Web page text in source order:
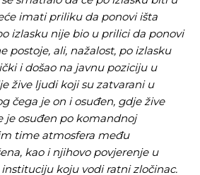
imati priliku da ponovi išta
izlasku nije bio u prilici da ponovi
postoje, ali, nažalost, po izlasku
i došao na javnu poziciju u
žive ljudi koji su zatvarani u
čega je on i osuđen, gdje žive
je osuđen po komandnoj
time atmosfera među
kao i njihovo povjerenje u
koju vodi ratni zločinac.